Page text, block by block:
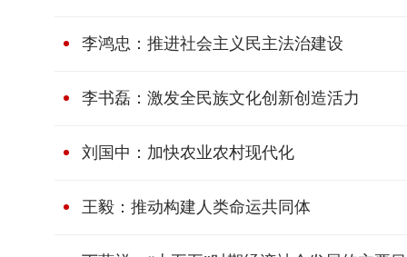
李鸿忠：推进社会主义民主法治建设
李书磊：激发全民族文化创新创造活力
刘国中：加快农业农村现代化
王毅：推动构建人类命运共同体